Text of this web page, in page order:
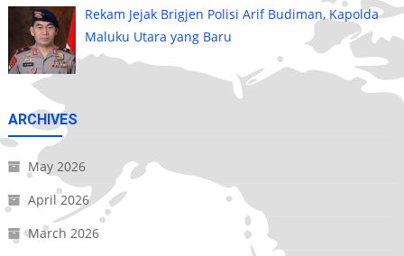
Rekam Jejak Brigjen Polisi Arif Budiman, Kapolda
Maluku Utara yang Baru
ARCHIVES
May 2026
April 2026
March 2026